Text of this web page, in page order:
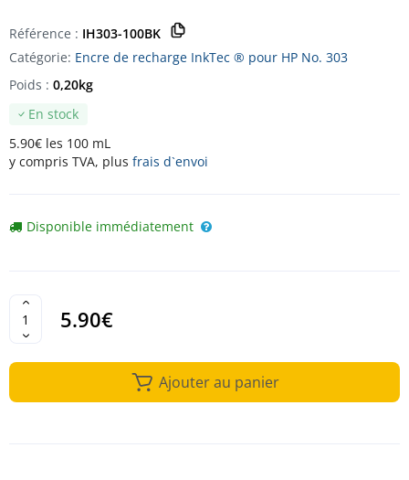
Référence : IH303-100BK
Catégorie: Encre de recharge InkTec ® pour HP No. 303
En stock
5.90€ les 100 mL
y compris TVA, plus frais d`envoi
Poids : 0,20kg
Disponible immédiatement
5.90€
Ajouter au panier